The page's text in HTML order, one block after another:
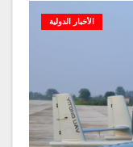
الأخبار الدولية